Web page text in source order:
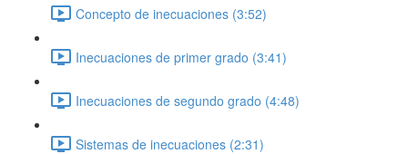
Concepto de inecuaciones (3:52)
Inecuaciones de primer grado (3:41)
Inecuaciones de segundo grado (4:48)
Sistemas de inecuaciones (2:31)